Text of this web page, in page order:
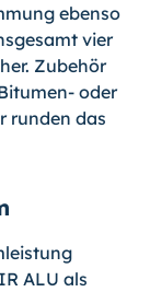
ebenso
vier
Zubehör
oder
runden das
ALU als